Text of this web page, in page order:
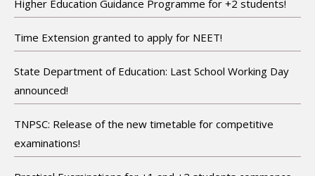
Higher Education Guidance Programme for +2 students!
Time Extension granted to apply for NEET!
State Department of Education: Last School Working Day
announced!
TNPSC: Release of the new timetable for competitive
examinations!